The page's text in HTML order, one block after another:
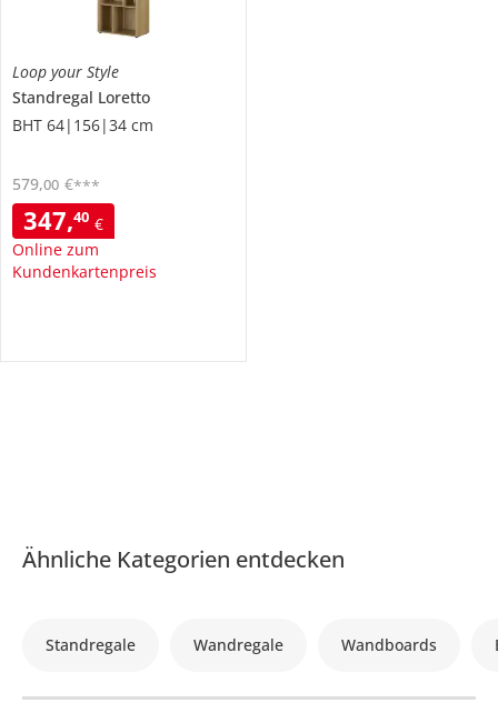
Loop your Style
Standregal Loretto
BHT 64|156|34 cm
347,40 €
Online zum
Kundenkartenpreis
579,00 €***
Ähnliche Kategorien entdecken
Standregale Wandregale Wandboards